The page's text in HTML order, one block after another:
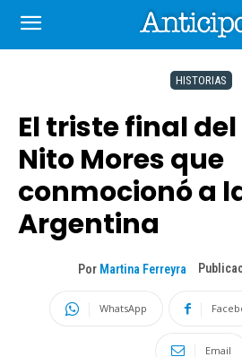
HISTORIAS
El triste final
Nito Mores que
conmocionó a
Argentina
Por Martina Ferreyra
WhatsApp
Email